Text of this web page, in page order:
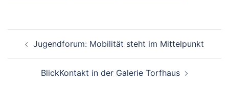
Navigation
Jugendforum: Mobilität steht im Mittelpunkt
BlickKontakt in der Galerie Torfhaus